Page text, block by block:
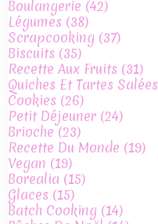
Boulangerie (42)
Légumes (38)
Scrapcooking (37)
Biscuits (35)
Recette Aux Fruits (31)
Quiches Et Tartes Salées
Cookies (26)
Petit Déjeuner (24)
Brioche(23)
Recette Du Monde (19)
Vegan (19)
Borealia (15)
Glaces (15)
Batch Cooking (14)